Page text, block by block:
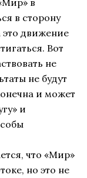
в сторону
движение
Вот
не
не будут
и может
и
что «Мир»
но это не